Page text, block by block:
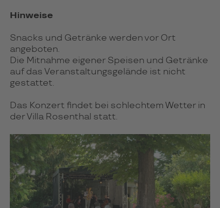
Hinweise
Snacks und Getränke werden vor Ort
angeboten.
Die Mitnahme eigener Speisen und Getränke
auf das Veranstaltungsgelände ist nicht
gestattet.
Das Konzert findet bei schlechtem Wetter in
der Villa Rosenthal statt.